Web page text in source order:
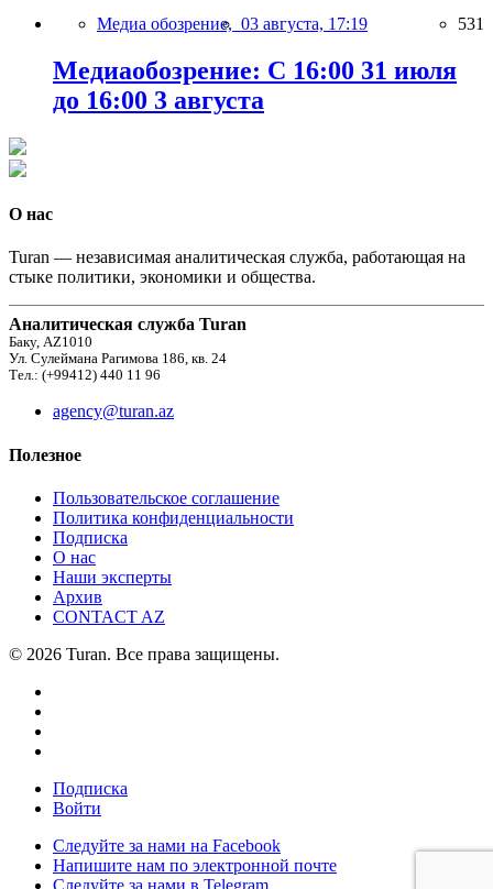
Медиа обозрение, 03 августа, 17:19 531
Медиаобозрение: С 16:00 31 июля
до 16:00 3 августа
О нас
Turan — независимая аналитическая служба, работающая на
стыке политики, экономики и общества.
Аналитическая служба Turan
Баку, AZ1010
Ул. Сулеймана Рагимова 186, кв. 24
Тел.: (+99412) 440 11 96
agency@turan.az
Полезное
Пользовательское соглашение
Политика конфиденциальности
Подписка
О нас
Наши эксперты
Архив
CONTACT AZ
© 2026 Turan. Все права защищены.
Подписка
Войти
Следуйте за нами на Facebook
Напишите нам по электронной почте
Следуйте за нами в Telegram